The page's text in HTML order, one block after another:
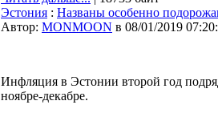
Эстония : Названы особенно
Автор: MONMOON в 08/01/2019
Инфляция в Эстонии второй год
ноябре-декабре.